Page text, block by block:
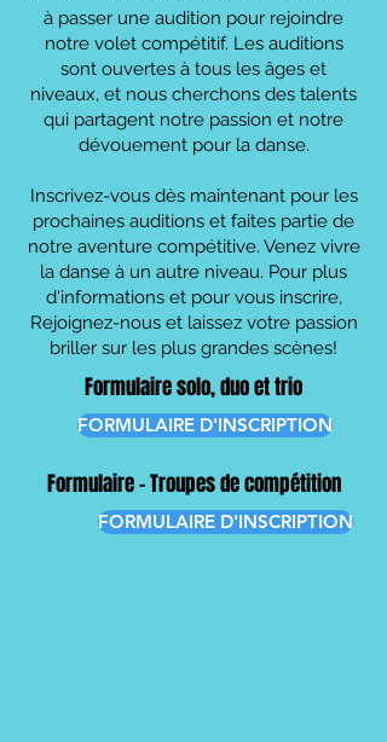
à passer une audition pour rejoindre
notre volet compétitif. Les auditions
sont ouvertes à tous les âges et
niveaux, et nous cherchons des talents
qui partagent notre passion et notre
dévouement pour la danse.
Inscrivez-vous dès maintenant pour les
prochaines auditions et faites partie de
notre aventure compétitive. Venez vivre
la danse à un autre niveau. Pour plus
d'informations et pour vous inscrire,
Rejoignez-nous et laissez votre passion
briller sur les plus grandes scènes!
Formulaire solo, duo et trio
FORMULAIRE D'INSCRIPTION
Formulaire – Troupes de compétition
FORMULAIRE D'INSCRIPTION